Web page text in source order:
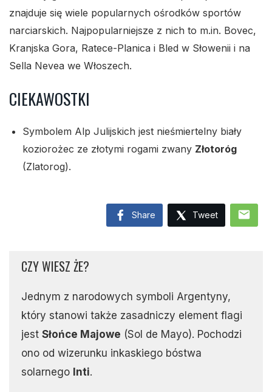
znajduje się wiele popularnych ośrodków sportów
narciarskich. Najpopularniejsze z nich to m.in. Bovec,
Kranjska Gora, Ratece-Planica i Bled w Słowenii i na
Sella Nevea we Włoszech.
CIEKAWOSTKI
Symbolem Alp Julijskich jest nieśmiertelny biały
koziorożec ze złotymi rogami zwany Złotoróg
(Zlatorog).
Share Tweet mail
CZY WIESZ ŻE?
Jednym z narodowych symboli Argentyny,
który stanowi także zasadniczy element flagi
jest Słońce Majowe (Sol de Mayo). Pochodzi
ono od wizerunku inkaskiego bóstwa
solarnego Inti.